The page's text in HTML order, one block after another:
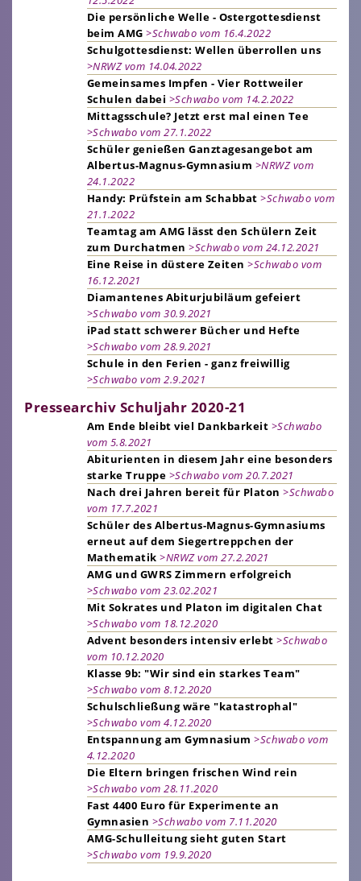
Die persönliche Welle - Ostergottesdienst
beim AMG >Schwabo vom 16.4.2022
Schulgottesdienst: Wellen überrollen uns
>NRWZ vom 14.04.2022
Gemeinsames Impfen - Vier Rottweiler
Schulen dabei >Schwabo vom 14.2.2022
Mittagsschule? Jetzt erst mal einen Tee
>Schwabo vom 27.1.2022
Schüler genießen Ganztagesangebot am
Albertus-Magnus-Gymnasium >NRWZ vom
24.1.2022
Handy: Prüfstein am Schabbat >Schwabo vom
21.1.2022
Teamtag am AMG lässt den Schülern Zeit
zum Durchatmen >Schwabo vom 24.12.2021
Eine Reise in düstere Zeiten >Schwabo vom
16.12.2021
Diamantenes Abiturjubiläum gefeiert
>Schwabo vom 30.9.2021
iPad statt schwerer Bücher und Hefte
>Schwabo vom 28.9.2021
Schule in den Ferien - ganz freiwillig
>Schwabo vom 2.9.2021
Pressearchiv Schuljahr 2020-21
Am Ende bleibt viel Dankbarkeit >Schwabo
vom 5.8.2021
Abiturienten in diesem Jahr eine besonders
starke Truppe >Schwabo vom 20.7.2021
Nach drei Jahren bereit für Platon >Schwabo
vom 17.7.2021
Schüler des Albertus-Magnus-Gymnasiums
erneut auf dem Siegertreppchen der
Mathematik >NRWZ vom 27.2.2021
AMG und GWRS Zimmern erfolgreich
>Schwabo vom 23.02.2021
Mit Sokrates und Platon im digitalen Chat
>Schwabo vom 18.12.2020
Advent besonders intensiv erlebt >Schwabo
vom 10.12.2020
Klasse 9b: "Wir sind ein starkes Team"
>Schwabo vom 8.12.2020
Schulschließung wäre "katastrophal"
>Schwabo vom 4.12.2020
Entspannung am Gymnasium >Schwabo vom
4.12.2020
Die Eltern bringen frischen Wind rein
>Schwabo vom 28.11.2020
Fast 4400 Euro für Experimente an
Gymnasien >Schwabo vom 7.11.2020
AMG-Schulleitung sieht guten Start
>Schwabo vom 19.9.2020